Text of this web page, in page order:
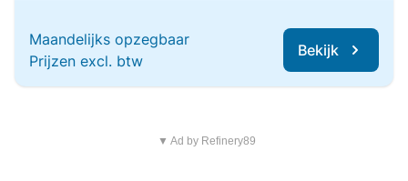
Maandelijks opzegbaar
Prijzen excl. btw
Bekijk
▼ Ad by Refinery89